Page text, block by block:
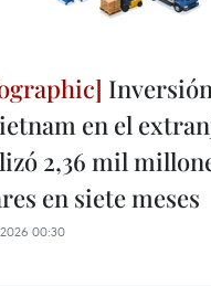
en el
2,36 mil
en siete meses
00:30